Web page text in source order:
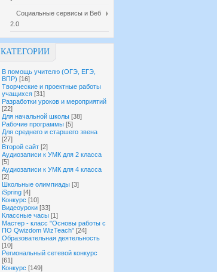
Социальные сервисы и Веб
2.0
КАТЕГОРИИ
В помощь учителю (ОГЭ, ЕГЭ,
ВПР) [16]
Творческие и проектные работы
учащихся [31]
Разработки уроков и мероприятий
[22]
Для начальной школы [38]
Рабочие программы [5]
Для среднего и старшего звена
[27]
Второй сайт [2]
Аудиозаписи к УМК для 2 класса
[5]
Аудиозаписи к УМК для 4 класса
[2]
Школьные олимпиады [3]
iSpring [4]
Конкурс [10]
Видеоуроки [33]
Классные часы [1]
Мастер - класс "Основы работы с
ПО Qwizdom WizTeach" [24]
Образовательная деятельность
[10]
Региональный сетевой конкурс
[61]
Конкурс [149]